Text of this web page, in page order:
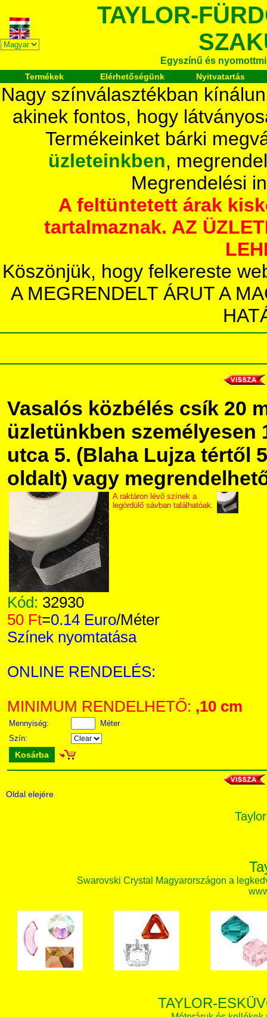
TAYLOR-
Egyszínű és
Termékek Elérhetőségünk Nyitvatartás
Nagy színválasztékban
akinek fontos, hogy
Termékeinket bárki
üzleteinkben,
Megrendelési
A feltüntetett árak
tartalmaznak. AZ
Köszönjük, hogy felkereste
A MEGRENDELT ÁRUT A
Vasalós közbélés csík 20
üzletünkben személyesen
utca 5. (Blaha Lujza tértől
oldalt) vagy
A raktáron lévő színek a
legördülő sávban találhatóak.
Kód: 32930
50 Ft=0.14 Euro/Méter
Színek nyomtatása
ONLINE RENDELÉS:
MINIMUM RENDELHETŐ: ,10 cm
Mennyiség:
Méter
Szín:
Kosárba
Oldal elejére
Swarovski Crystal Magyarországon a
TAYLOR-